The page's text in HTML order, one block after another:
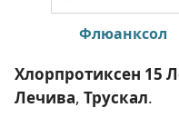
Флюанксол
Хлорпротиксен 15
Лечива, Трускал.